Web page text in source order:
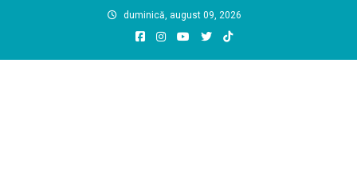
duminică, august 09, 2026